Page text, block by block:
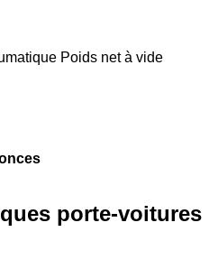
Poids net à vide
porte-voitures